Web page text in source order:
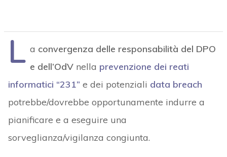
L a convergenza delle responsabilità del DPO
e dell’OdVnella prevenzione dei reati
informatici “231” e dei potenziali data breach
potrebbe/dovrebbe opportunamente indurre a
pianificare e a eseguire una
sorveglianza/vigilanza congiunta.